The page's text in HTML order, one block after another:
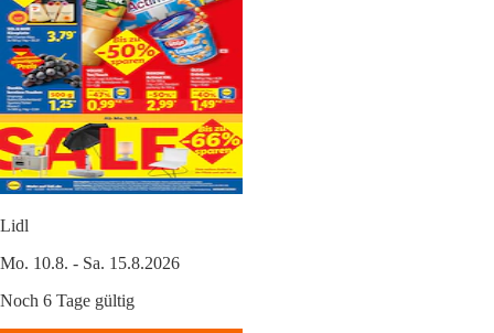
Lidl
Mo. 10.8. - Sa. 15.8.2026
Noch 6 Tage gültig